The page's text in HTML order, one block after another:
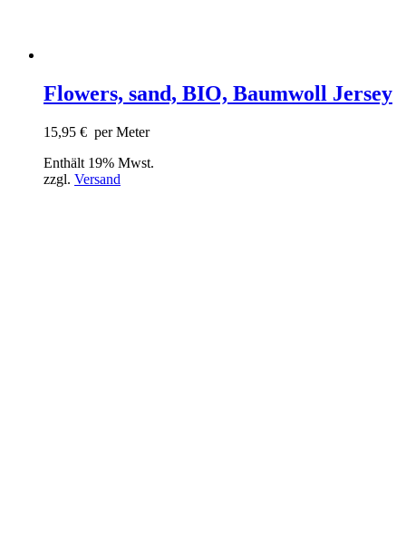
Flowers, sand, BIO, Baumwoll Jersey
15,95 € per Meter
Enthält 19% Mwst.
zzgl. Versand